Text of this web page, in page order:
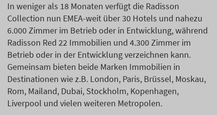
In weniger als 18 Monaten verfügt die Radisson
Collection nun EMEA-weit über 30 Hotels und nahezu
6.000 Zimmer im Betrieb oder in Entwicklung, während
Radisson Red 22 Immobilien und 4.300 Zimmer im
Betrieb oder in der Entwicklung verzeichnen kann.
Gemeinsam bieten beide Marken Immobilien in
Destinationen wie z.B. London, Paris, Brüssel, Moskau,
Rom, Mailand, Dubai, Stockholm, Kopenhagen,
Liverpool und vielen weiteren Metropolen.